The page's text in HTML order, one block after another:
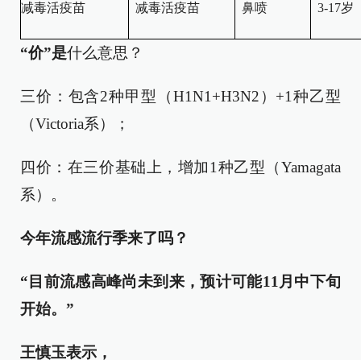
减毒活疫苗 减毒活疫苗 鼻喷 3-17岁
“价”是什么意思？
三价：包含2种甲型（H1N1+H3N2）+1种乙型
（Victoria系）；
四价：在三价基础上，增加1种乙型（Yamagata
系）。
今年流感流行季来了吗？
“目前流感高峰尚未到来，预计可能11月中下旬
开始。”
王慎玉表示 ，